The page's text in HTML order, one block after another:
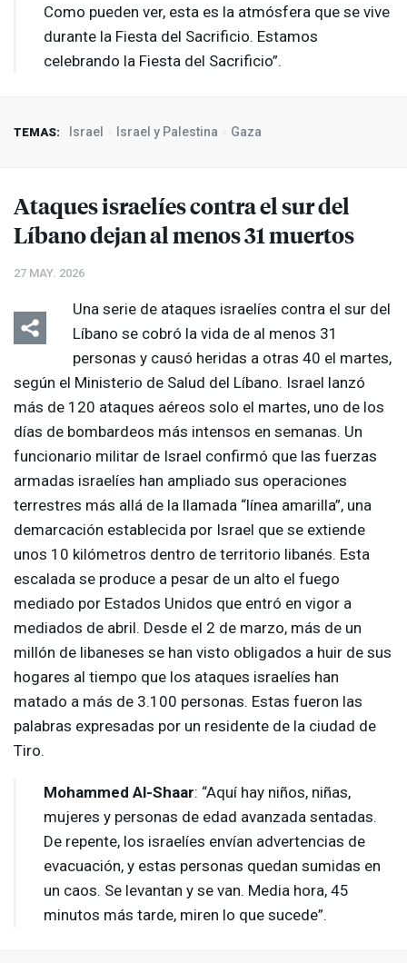
Como pueden ver, esta es la atmósfera que se vive
durante la Fiesta del Sacrificio. Estamos
celebrando la Fiesta del Sacrificio”.
TEMAS: Israel Israel y Palestina Gaza
Ataques israelíes contra el sur del
Líbano dejan al menos 31 muertos
27 MAY. 2026
Una serie de ataques israelíes contra el sur del
Líbano se cobró la vida de al menos 31
personas y causó heridas a otras 40 el martes,
según el Ministerio de Salud del Líbano. Israel lanzó
más de 120 ataques aéreos solo el martes, uno de los
días de bombardeos más intensos en semanas. Un
funcionario militar de Israel confirmó que las fuerzas
armadas israelíes han ampliado sus operaciones
terrestres más allá de la llamada “línea amarilla”, una
demarcación establecida por Israel que se extiende
unos 10 kilómetros dentro de territorio libanés. Esta
escalada se produce a pesar de un alto el fuego
mediado por Estados Unidos que entró en vigor a
mediados de abril. Desde el 2 de marzo, más de un
millón de libaneses se han visto obligados a huir de sus
hogares al tiempo que los ataques israelíes han
matado a más de 3.100 personas. Estas fueron las
palabras expresadas por un residente de la ciudad de
Tiro.
Mohammed Al-Shaar: “Aquí hay niños, niñas,
mujeres y personas de edad avanzada sentadas.
De repente, los israelíes envían advertencias de
evacuación, y estas personas quedan sumidas en
un caos. Se levantan y se van. Media hora, 45
minutos más tarde, miren lo que sucede”.